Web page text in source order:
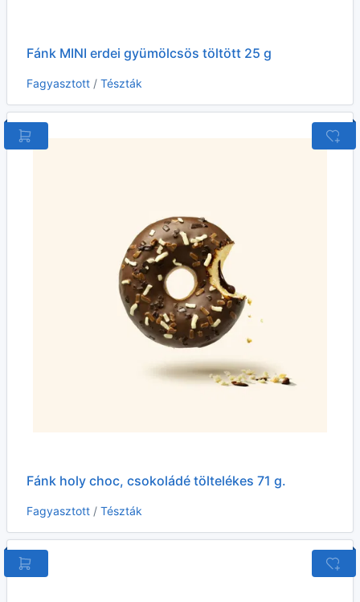
Fánk MINI erdei gyümölcsös töltött 25 g
Fagyasztott / Tészták
Fánk holy choc, csokoládé töltelékes 71 g.
Fagyasztott / Tészták